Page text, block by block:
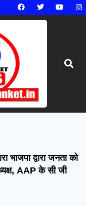
भाजपा द्वारा जनता को
AAP के सी जी